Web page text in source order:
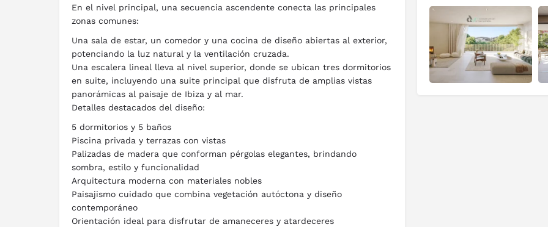
En el nivel principal, una secuencia ascendente conecta las principales
zonas comunes:
Una sala de estar, un comedor y una cocina de diseño abiertas al exterior,
potenciando la luz natural y la ventilación cruzada.
Una escalera lineal lleva al nivel superior, donde se ubican tres dormitorios
en suite, incluyendo una suite principal que disfruta de amplias vistas
panorámicas al paisaje de Ibiza y al mar.
Detalles destacados del diseño:
5 dormitorios y 5 baños
Piscina privada y terrazas con vistas
Palizadas de madera que conforman pérgolas elegantes, brindando
sombra, estilo y funcionalidad
Arquitectura moderna con materiales nobles
Paisajismo cuidado que combina vegetación autóctona y diseño
contemporáneo
Orientación ideal para disfrutar de amaneceres y atardeceres